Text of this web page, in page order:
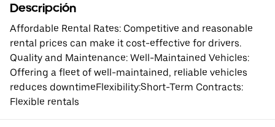
Descripción
Affordable Rental Rates: Competitive and reasonable
rental prices can make it cost-effective for drivers.
Quality and Maintenance: Well-Maintained Vehicles:
Offering a fleet of well-maintained, reliable vehicles
reduces downtimeFlexibility:Short-Term Contracts:
Flexible rentals